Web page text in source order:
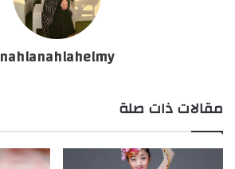
nahlanahlahelmy
مقالات ذات صلة